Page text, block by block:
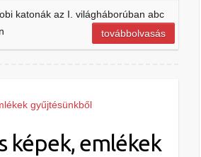
katonák az I. világháborúban abc
továbbolvasás
képek, emlékek